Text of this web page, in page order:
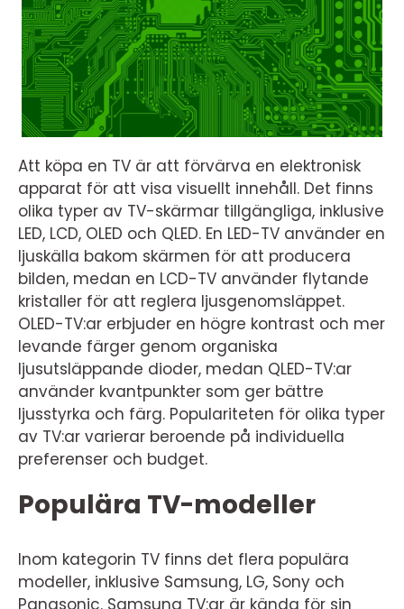
Att köpa en TV är att förvärva en elektronisk
apparat för att visa visuellt innehåll. Det finns
olika typer av TV-skärmar tillgängliga, inklusive
LED, LCD, OLED och QLED. En LED-TV använder en
ljuskälla bakom skärmen för att producera
bilden, medan en LCD-TV använder flytande
kristaller för att reglera ljusgenomsläppet.
OLED-TV:ar erbjuder en högre kontrast och mer
levande färger genom organiska
ljusutsläppande dioder, medan QLED-TV:ar
använder kvantpunkter som ger bättre
ljusstyrka och färg. Populariteten för olika typer
av TV:ar varierar beroende på individuella
preferenser och budget.
Populära TV-modeller
Inom kategorin TV finns det flera populära
modeller, inklusive Samsung, LG, Sony och
Panasonic. Samsung TV:ar är kända för sin